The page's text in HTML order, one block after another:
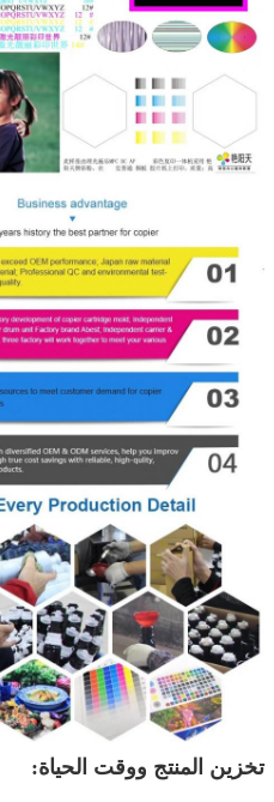
تخزين المنتج ووقت الحياة: